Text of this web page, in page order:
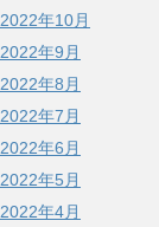
2022年10月
2022年9月
2022年8月
2022年7月
2022年6月
2022年5月
2022年4月